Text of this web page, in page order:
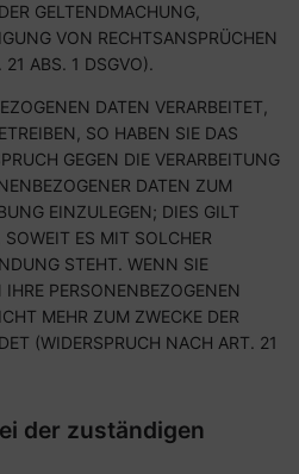
GELTENDMACHUNG,
VON RECHTSANSPRÜCHEN
ABS. 1 DSGVO).
DATEN VERARBEITET,
SO HABEN SIE DAS
GEGEN DIE VERARBEITUNG
DATEN ZUM
EINZULEGEN; DIES GILT
ES MIT SOLCHER
STEHT. WENN SIE
PERSONENBEZOGENEN
MEHR ZUM ZWECKE DER
(WIDERSPRUCH NACH ART. 21
der zuständigen